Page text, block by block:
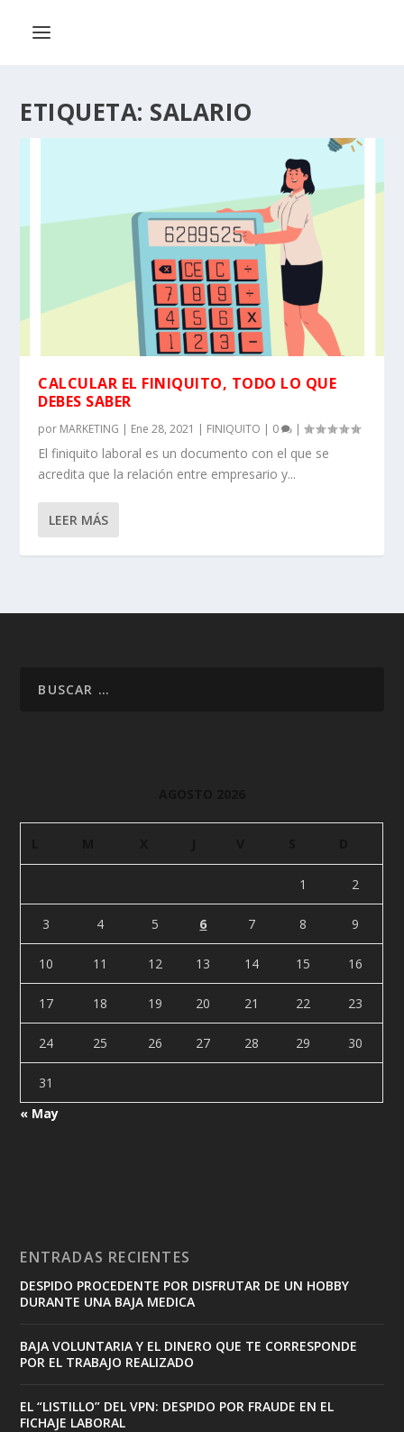
ETIQUETA: SALARIO
CALCULAR EL FINIQUITO, TODO LO QUE
DEBES SABER
por MARKETING | Ene 28, 2021 | FINIQUITO | 0 |
El finiquito laboral es un documento con el que se
acredita que la relación entre empresario y...
LEER MÁS
1 2
3 4 5 6 7 8 9
10 11 12 13 14 15 16
17 18 19 20 21 22 23
24 25 26 27 28 29 30
31
« May
ENTRADAS RECIENTES
DESPIDO PROCEDENTE POR DISFRUTAR DE UN HOBBY
DURANTE UNA BAJA MEDICA
BAJA VOLUNTARIA Y EL DINERO QUE TE CORRESPONDE
POR EL TRABAJO REALIZADO
EL “LISTILLO” DEL VPN: DESPIDO POR FRAUDE EN EL
FICHAJE LABORAL